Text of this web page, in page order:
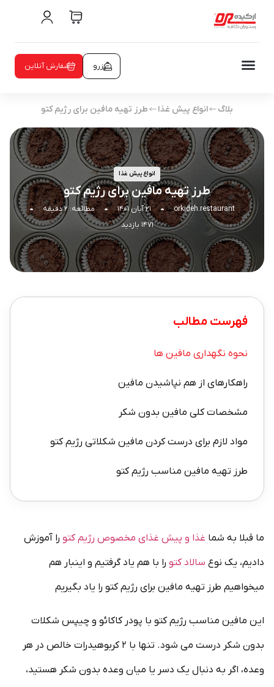
سفارش آنلاین رزرو
بلاگ انواع پیش غذا طرز تهیه مافین برای رژیم کتو
انواع پیش غذا
طرز تهیه مافین برای رژیم کتو
orkideh.restaurant ۲۱ آبان ۱۴۰۱
مطالعه: ۲ دقیقه
۱۴۷۱ بازدید
فهرست مطالب
نحوه نگهداری مافین ها
راهکارهای از هم نپاشیدن مافین
مشخصات کلی مافین بدون شکر
مواد لازم برای درست کردن مافین شکلاتی رژیم کتو
طرز تهیه مافین مناسب رژیم کتو
ما قبلا به شما غذا و پیش غذای مخصوص رژیم کتو را آموزش
دادیم، یک نوع سالاد کتو را با هم یاد گرفتیم و اینبار هم
میخواهیم طرز تهیه مافین برای رژیم کتو را یاد بگیریم
این مافین مناسب رژیم کتو با پودر کاکائو و چیپس شکلات
بدون شکر درست می شود. تنها با ۲ کربوهیدرات خالص در هر
وعده، اگر به دنبال یک دسر یا میان وعده بدون شکر هستید،